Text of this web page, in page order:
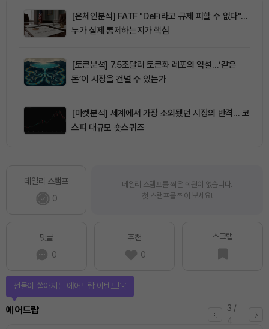
[온체인분석] FATF "DeFi라고 규제 피할 수 없다"…
누가 실제 통제하는지가 핵심
[토큰분석] 7.5조달러 토큰화 레포의 역설…‘같은
돈’이 시장을 건널 수 있는가
[마켓분석] 세계에서 가장 소외됐던 시장의 반격… 코
스피 대규모 숏스퀴즈
데일리 스탬프
0
데일리 스탬프를 찍은 회원이 없습니다.
첫 스탬프를 찍어 보세요!
댓글
0
추천
0
스크랩
4 /
4
퀴즈
퀴즈풀고 선물 받자!